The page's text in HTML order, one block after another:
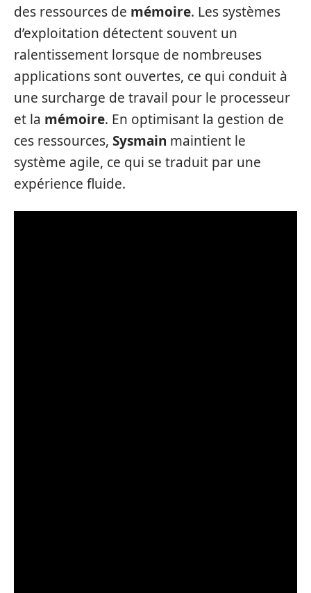
des ressources de mémoire. Les systèmes
d’exploitation détectent souvent un
ralentissement lorsque de nombreuses
applications sont ouvertes, ce qui conduit à
une surcharge de travail pour le processeur
et la mémoire. En optimisant la gestion de
ces ressources, Sysmain maintient le
système agile, ce qui se traduit par une
expérience fluide.